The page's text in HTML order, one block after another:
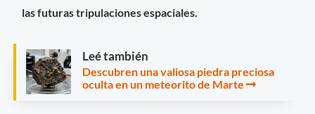
las futuras tripulaciones espaciales.
Leé también
Descubren una valiosa piedra preciosa
oculta en un meteorito de Marte